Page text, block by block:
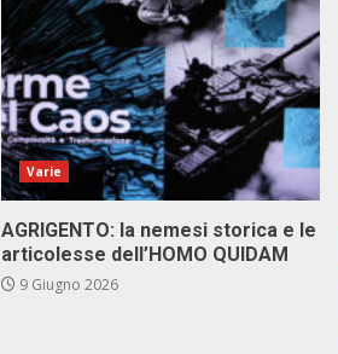
Varie
AGRIGENTO: la nemesi storica e le
articolesse dell’HOMO QUIDAM
9 Giugno 2026